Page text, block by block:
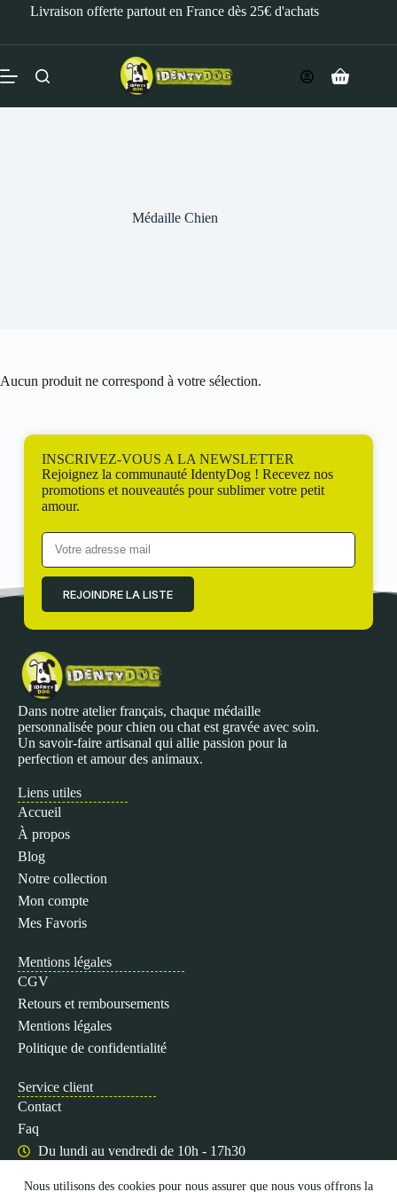
Nous utilisons des cookies pour nous assurer que nous vous offrons la
Livraison offerte partout en France dès 25€ d'achats
Médaille Chien
Aucun produit ne correspond à votre sélection.
INSCRIVEZ-VOUS A LA NEWSLETTER
Rejoignez la communauté IdentyDog ! Recevez nos
promotions et nouveautés pour sublimer votre petit
amour.
REJOINDRE LA LISTE
Dans notre atelier français, chaque médaille
personnalisée pour chien ou chat est gravée avec soin.
Un savoir-faire artisanal qui allie passion pour la
perfection et amour des animaux.
Liens utiles
Accueil
À propos
Blog
Notre collection
Mon compte
Mes Favoris
Mentions légales
CGV
Retours et remboursements
Mentions légales
Politique de confidentialité
Service client
Contact
Faq
Du lundi au vendredi de 10h - 17h30